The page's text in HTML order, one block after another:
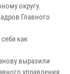
округу.
Главного
как
выразили
управления